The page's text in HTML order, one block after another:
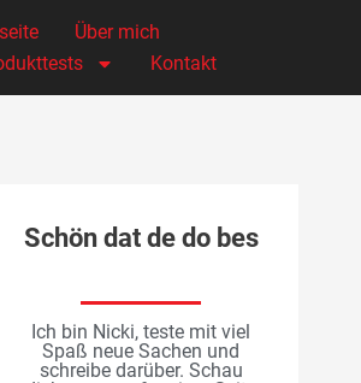
Über mich
Kontakt
Schön dat de do bes
Ich bin Nicki, teste mit viel
Spaß neue Sachen und
schreibe darüber. Schau